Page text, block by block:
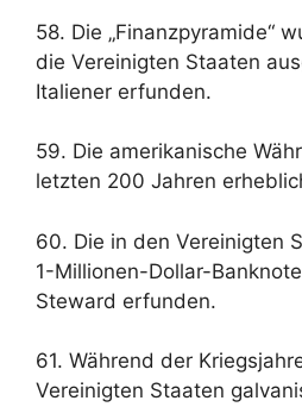
58. Die „Finanzpyramide“
die Vereinigten Staaten
Italiener erfunden.
59. Die amerikanische
letzten 200 Jahren
60. Die in den Vereinigten
1-Millionen-Dollar-
Steward erfunden.
61. Während der
Vereinigten Staaten